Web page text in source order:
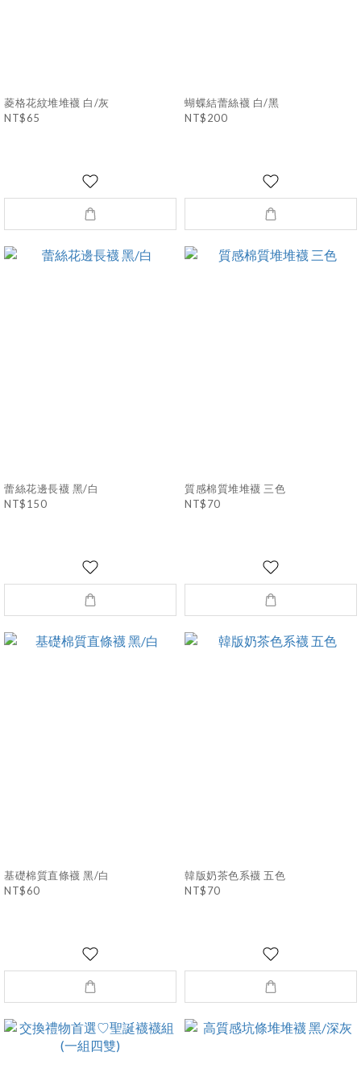
菱格花紋堆堆襪 白/灰
NT$65
蝴蝶結蕾絲襪 白/黑
NT$200
蕾絲花邊長襪 黑/白
NT$150
質感棉質堆堆襪 三色
NT$70
基礎棉質直條襪 黑/白
NT$60
韓版奶茶色系襪 五色
NT$70